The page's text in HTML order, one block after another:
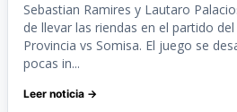
Sebastian Ramires y Lautaro
de llevar las riendas en el partido
Provincia vs Somisa. El juego se
pocas in...
Leer noticia →